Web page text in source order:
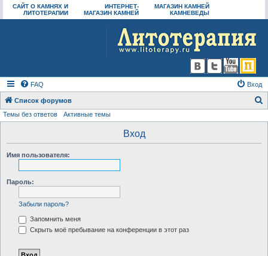
САЙТ О КАМНЯХ И
ЛИТОТЕРАПИИ
ИНТЕРНЕТ-
МАГАЗИН КАМНЕЙ
МАГАЗИН КАМНЕЙ
КАМНЕВЕДЫ
FAQ Вход
Список форумов
Темы без ответов Активные темы
Вход
Имя пользователя:
Пароль:
Забыли пароль?
Запомнить меня
Скрыть моё пребывание на конференции в этот раз